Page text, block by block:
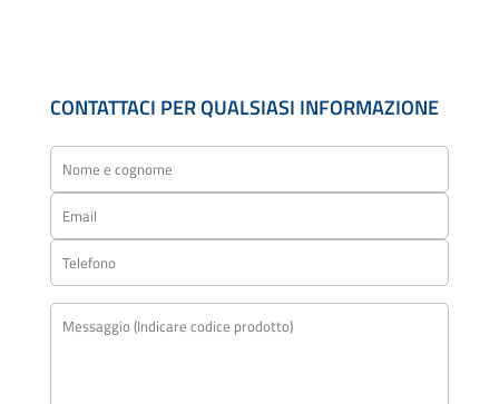
CONTATTACI PER QUALSIASI INFORMAZIONE